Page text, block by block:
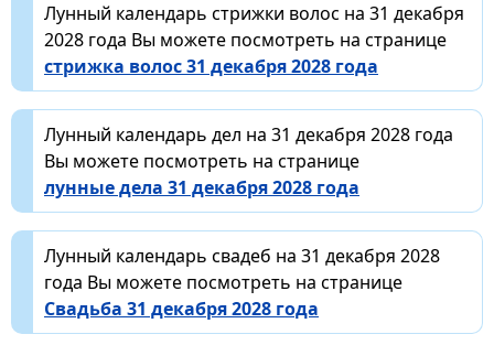
Лунный календарь стрижки волос на 31 декабря
2028 года Вы можете посмотреть на странице
стрижка волос 31 декабря 2028 года
Лунный календарь дел на 31 декабря 2028 года
Вы можете посмотреть на странице
лунные дела 31 декабря 2028 года
Лунный календарь свадеб на 31 декабря 2028
года Вы можете посмотреть на странице
Свадьба 31 декабря 2028 года